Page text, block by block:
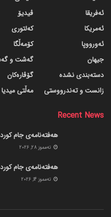
ئەفریقا
ئەمریکا
ئەورووپا
جیهان
دسته‌بندی نشده
زانست و تەندرووستی
ڤیدیۆ
کەلتوری
کۆمەڵگا
گه‌شت و
گۆڤاره‌کان
مەڵتی میدیا
Recent News
هەفتەنامەی جام کوردی
ته‌مموز 28, 2026
هەفتەنامەی جام کوردی
ته‌مموز 14, 2026